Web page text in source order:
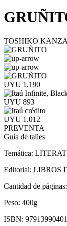
TOSHIKO
UYU 1.190
UYU 893
UYU 1.012
PREVENTA
Guía de talles
Temática:
Editorial: LIBROS
Cantidad de páginas:
Peso: 400g
ISBN: